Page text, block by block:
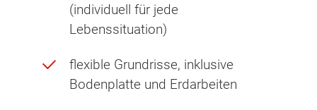
(individuell für jede
Lebenssituation)
flexible Grundrisse, inklusive
Bodenplatte und Erdarbeiten